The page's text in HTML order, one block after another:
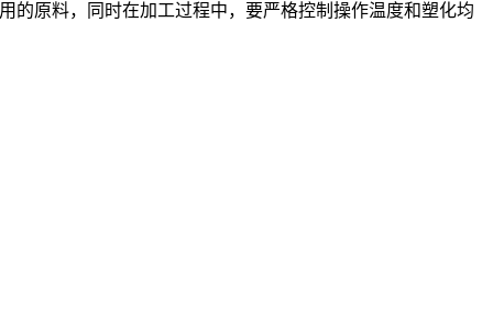
的原料，同时在加工过程中，要严格控制操作温度和塑化均